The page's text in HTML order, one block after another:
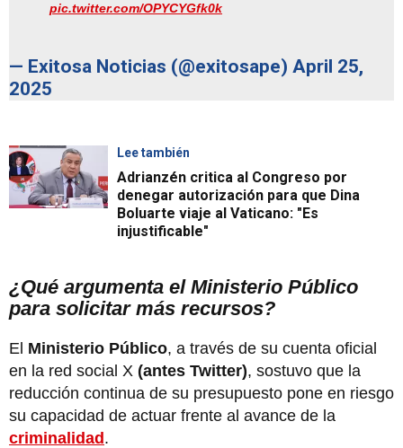
pic.twitter.com/OPYCYGfk0k
— Exitosa Noticias (@exitosape) April 25,
2025
Lee también
Adrianzén critica al Congreso por
denegar autorización para que Dina
Boluarte viaje al Vaticano: "Es
injustificable"
¿Qué argumenta el Ministerio Público
para solicitar más recursos?
El Ministerio Público, a través de su cuenta oficial
en la red social X (antes Twitter), sostuvo que la
reducción continua de su presupuesto pone en riesgo
su capacidad de actuar frente al avance de la
criminalidad.